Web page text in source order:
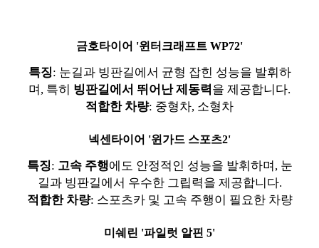
금호타이어 '윈터크래프트 WP72'
특징: 눈길과 빙판길에서 균형 잡힌 성능을 발휘하
며, 특히 빙판길에서 뛰어난 제동력을 제공합니다.
적합한 차량: 중형차, 소형차
넥센타이어 '윈가드 스포츠2'
특징: 고속 주행에도 안정적인 성능을 발휘하며, 눈
길과 빙판길에서 우수한 그립력을 제공합니다.
적합한 차량: 스포츠카 및 고속 주행이 필요한 차량
미쉐린 '파일럿 알핀 5'